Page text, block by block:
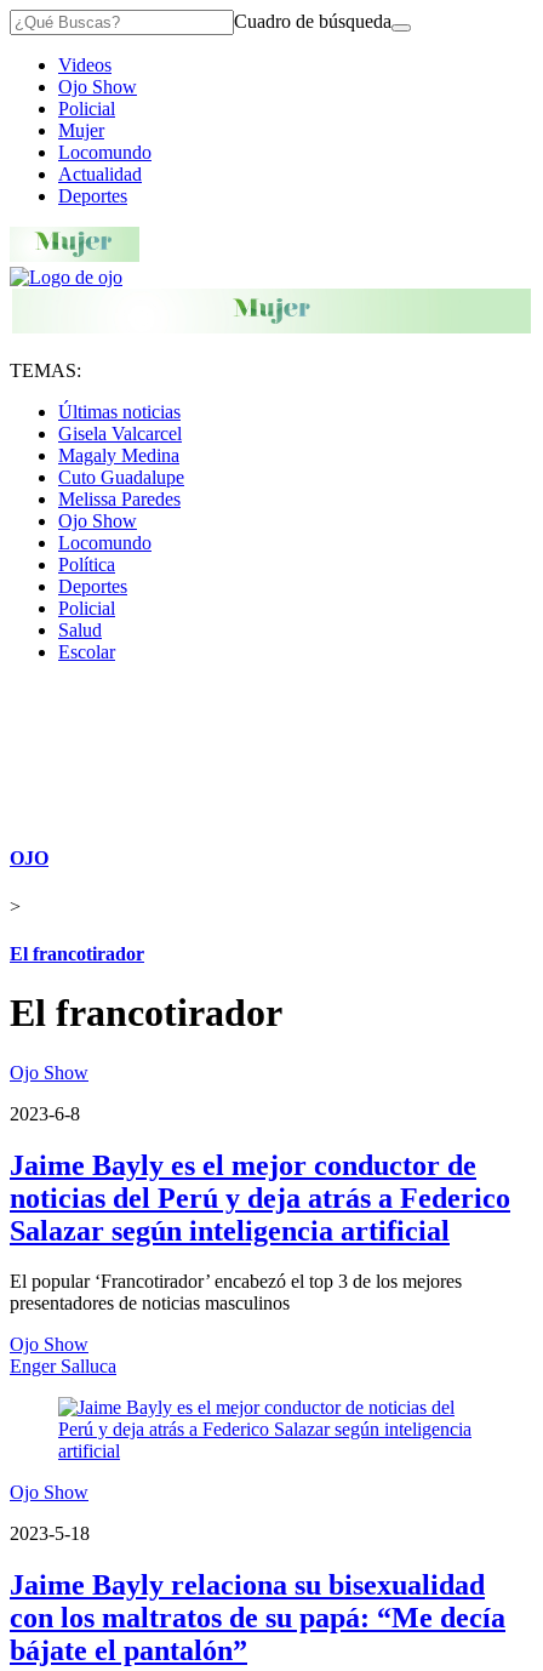
Cuadro de búsqueda
Videos
Ojo Show
Policial
Mujer
Locomundo
Actualidad
Deportes
TEMAS:
Últimas noticias
Gisela Valcarcel
Magaly Medina
Cuto Guadalupe
Melissa Paredes
Ojo Show
Locomundo
Política
Deportes
Policial
Salud
Escolar
OJO
>
El francotirador
El francotirador
Ojo Show
2023-6-8
Jaime Bayly es el mejor conductor de
noticias del Perú y deja atrás a Federico
Salazar según inteligencia artificial
El popular ‘Francotirador’ encabezó el top 3 de los mejores
presentadores de noticias masculinos
Ojo Show
Enger Salluca
Ojo Show
2023-5-18
Jaime Bayly relaciona su bisexualidad
con los maltratos de su papá: “Me decía
bájate el pantalón”